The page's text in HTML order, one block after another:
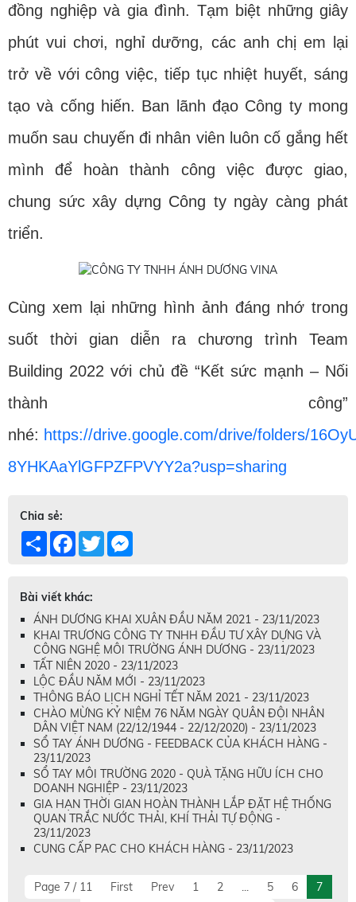
đồng nghiệp và gia đình. Tạm biệt những giây
phút vui chơi, nghỉ dưỡng, các anh chị em lại
trở về với công việc, tiếp tục nhiệt huyết, sáng
tạo và cống hiến. Ban lãnh đạo Công ty mong
muốn sau chuyến đi nhân viên luôn cố gắng hết
mình để hoàn thành công việc được giao,
chung sức xây dựng Công ty ngày càng phát
triển.
Cùng xem lại những hình ảnh đáng nhớ trong
suốt thời gian diễn ra chương trình Team
Building 2022 với chủ đề “Kết sức mạnh – Nối
thành công”
nhé: https://drive.google.com/drive/folders/
8YHKAaYlGFPZFPVYY2a?usp=sharing
Chia sẻ:
Share Facebook
Twitter
Bài viết khác:
ÁNH DƯƠNG KHAI XUÂN ĐẦU NĂM 2021 - 23/11/2023
KHAI TRƯƠNG CÔNG TY TNHH ĐẦU TƯ XÂY DỰNG VÀ
CÔNG NGHỆ MÔI TRƯỜNG ÁNH DƯƠNG - 23/11/2023
TẤT NIÊN 2020 - 23/11/2023
LỘC ĐẦU NĂM MỚI - 23/11/2023
THÔNG BÁO LỊCH NGHỈ TẾT NĂM 2021 - 23/11/2023
CHÀO MỪNG KỶ NIỆM 76 NĂM NGÀY QUÂN ĐỘI NHÂN
DÂN VIỆT NAM (22/12/1944 - 22/12/2020) - 23/11/2023
SỔ TAY ÁNH DƯƠNG - FEEDBACK CỦA KHÁCH HÀNG -
23/11/2023
SỔ TAY MÔI TRƯỜNG 2020 - QUÀ TẶNG HỮU ÍCH CHO
DOANH NGHIỆP - 23/11/2023
GIA HẠN THỜI GIAN HOÀN THÀNH LẮP ĐẶT HỆ THỐNG
QUAN TRẮC NƯỚC THẢI, KHÍ THẢI TỰ ĐỘNG -
23/11/2023
CUNG CẤP PAC CHO KHÁCH HÀNG - 23/11/2023
Page 7 / 11 First Prev 1 2 5 6
7